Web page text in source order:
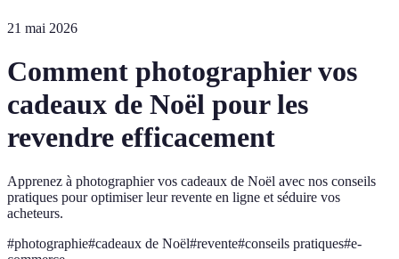
21 mai 2026
Comment photographier vos
cadeaux de Noël pour les
revendre efficacement
Apprenez à photographier vos cadeaux de Noël avec nos conseils
pratiques pour optimiser leur revente en ligne et séduire vos
acheteurs.
#photographie#cadeaux de Noël#revente#conseils pratiques#e-